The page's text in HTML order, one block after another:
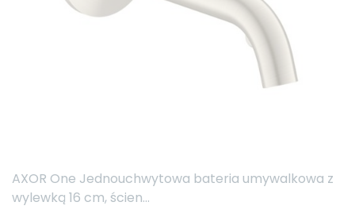
AXOR One Jednouchwytowa bateria umywalkowa z
wylewką 16 cm, ścien...